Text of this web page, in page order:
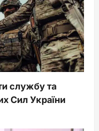
службу та
Сил України